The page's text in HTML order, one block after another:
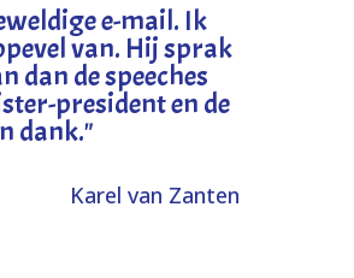
e-mail. Ik
van. Hij sprak
dan de speeches
president en de
dank."
Karel van Zanten